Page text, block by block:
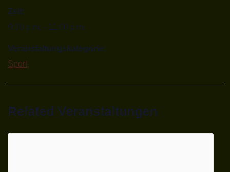
Zeit:
9:00 p.m. - 11:00 p.m.
Veranstaltungskategorie:
Sport
Related Veranstaltungen